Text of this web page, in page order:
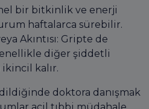
bir bitkinlik ve enerji
haftalarca sürebilir.
Akıntısı: Gripte de
diğer şiddetli
kalır.
doktora danışmak